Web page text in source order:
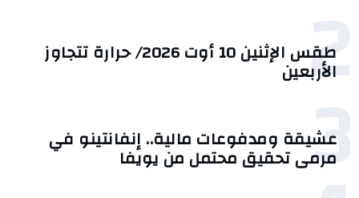
2 طقس الإثنين 10 أوت 2026/ حرارة تتجاوز
الأربعين
3
عشيقة ومدفوعات مالية.. إنفانتينو في
مرمى تحقيق محتمل من يويفا